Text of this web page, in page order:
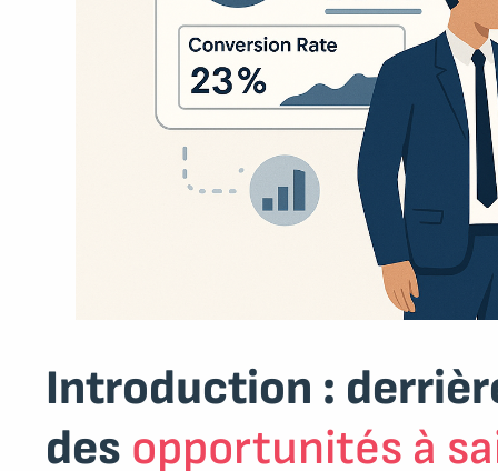
Introduction :
des opportunités à